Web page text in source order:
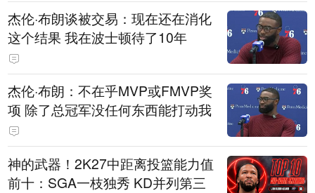
杰伦·布朗谈被交易：现在还在消化
这个结果 我在波士顿待了10年
杰伦·布朗：不在乎MVP或FMVP奖
项 除了总冠军没任何东西能打动我
神的武器！2K27中距离投篮能力值
前十：SGA一枝独秀 KD并列第三